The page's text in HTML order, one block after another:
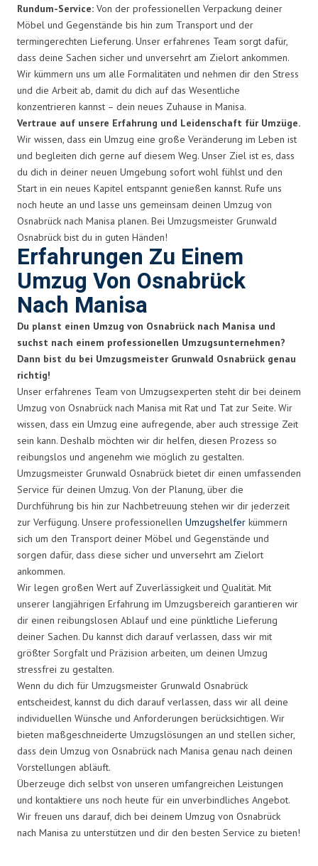
Rundum-Service: Von der professionellen Verpackung deiner
Möbel und Gegenstände bis hin zum Transport und der
termingerechten Lieferung. Unser erfahrenes Team sorgt dafür,
dass deine Sachen sicher und unversehrt am Zielort ankommen.
Wir kümmern uns um alle Formalitäten und nehmen dir den Stress
und die Arbeit ab, damit du dich auf das Wesentliche
konzentrieren kannst – dein neues Zuhause in Manisa.
Vertraue auf unsere Erfahrung und Leidenschaft für Umzüge.
Wir wissen, dass ein Umzug eine große Veränderung im Leben ist
und begleiten dich gerne auf diesem Weg. Unser Ziel ist es, dass
du dich in deiner neuen Umgebung sofort wohl fühlst und den
Start in ein neues Kapitel entspannt genießen kannst. Rufe uns
noch heute an und lasse uns gemeinsam deinen Umzug von
Osnabrück nach Manisa planen. Bei Umzugsmeister Grunwald
Osnabrück bist du in guten Händen!
Erfahrungen Zu Einem
Umzug Von Osnabrück
Nach Manisa
Du planst einen Umzug von Osnabrück nach Manisa und
suchst nach einem professionellen Umzugsunternehmen?
Dann bist du bei Umzugsmeister Grunwald Osnabrück genau
richtig!
Unser erfahrenes Team von Umzugsexperten steht dir bei deinem
Umzug von Osnabrück nach Manisa mit Rat und Tat zur Seite. Wir
wissen, dass ein Umzug eine aufregende, aber auch stressige Zeit
sein kann. Deshalb möchten wir dir helfen, diesen Prozess so
reibungslos und angenehm wie möglich zu gestalten.
Umzugsmeister Grunwald Osnabrück bietet dir einen umfassenden
Service für deinen Umzug. Von der Planung, über die
Durchführung bis hin zur Nachbetreuung stehen wir dir jederzeit
zur Verfügung. Unsere professionellen Umzugshelfer kümmern
sich um den Transport deiner Möbel und Gegenstände und
sorgen dafür, dass diese sicher und unversehrt am Zielort
ankommen.
Wir legen großen Wert auf Zuverlässigkeit und Qualität. Mit
unserer langjährigen Erfahrung im Umzugsbereich garantieren wir
dir einen reibungslosen Ablauf und eine pünktliche Lieferung
deiner Sachen. Du kannst dich darauf verlassen, dass wir mit
größter Sorgfalt und Präzision arbeiten, um deinen Umzug
stressfrei zu gestalten.
Wenn du dich für Umzugsmeister Grunwald Osnabrück
entscheidest, kannst du dich darauf verlassen, dass wir all deine
individuellen Wünsche und Anforderungen berücksichtigen. Wir
bieten maßgeschneiderte Umzugslösungen an und stellen sicher,
dass dein Umzug von Osnabrück nach Manisa genau nach deinen
Vorstellungen abläuft.
Überzeuge dich selbst von unseren umfangreichen Leistungen
und kontaktiere uns noch heute für ein unverbindliches Angebot.
Wir freuen uns darauf, dich bei deinem Umzug von Osnabrück
nach Manisa zu unterstützen und dir den besten Service zu bieten!